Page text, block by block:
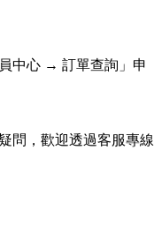
中心 → 訂單查詢」申
問，歡迎透過客服專線